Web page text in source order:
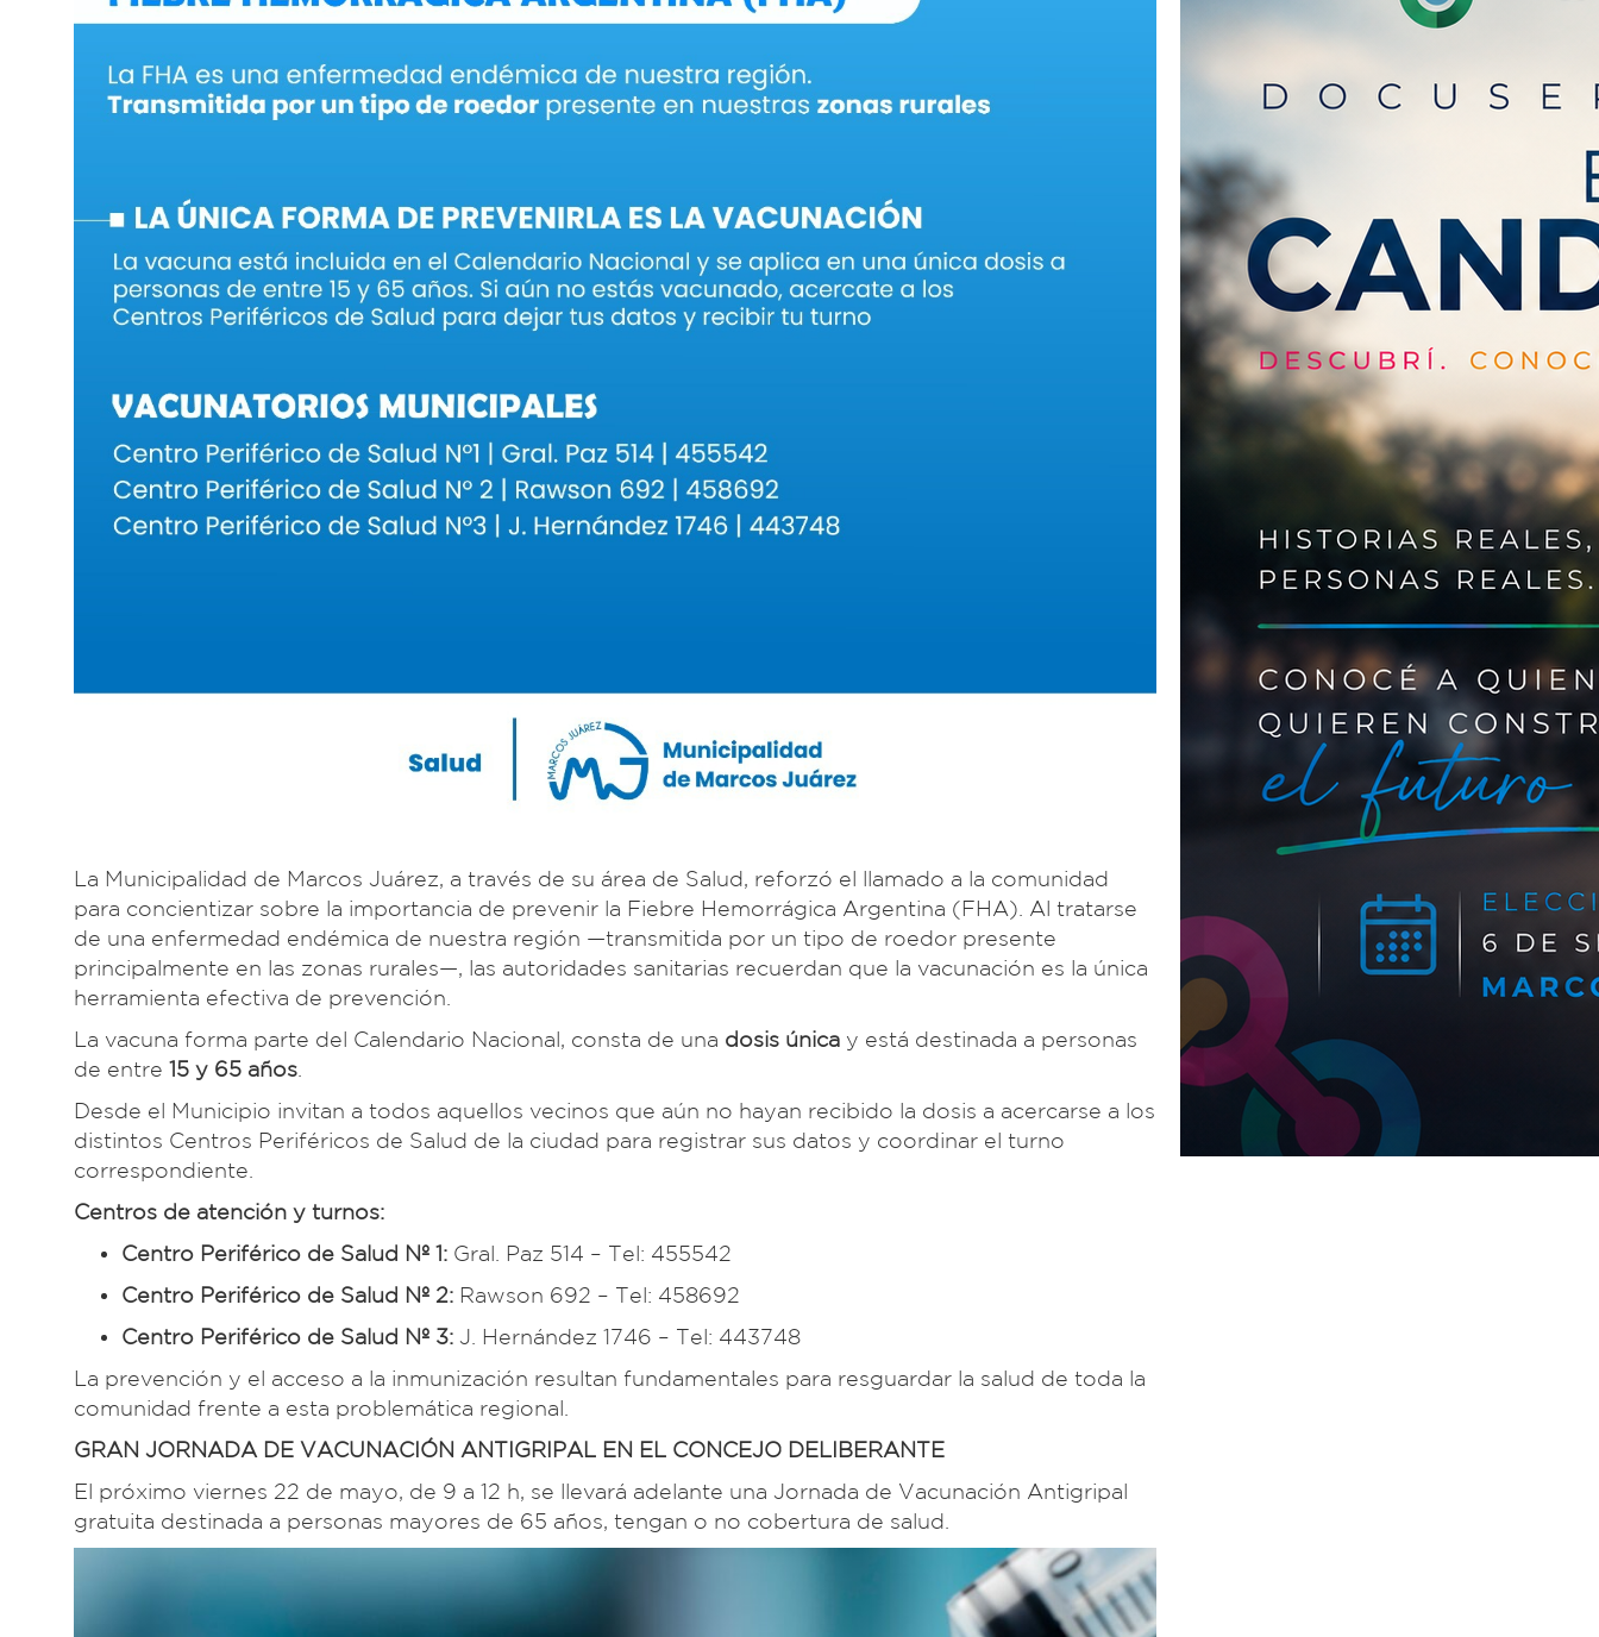
La Municipalidad de Marcos Juárez, a través de su área de Salud, reforzó el llamado a la comunidad
para concientizar sobre la importancia de prevenir la Fiebre Hemorrágica Argentina (FHA). Al tratarse
de una enfermedad endémica de nuestra región —transmitida por un tipo de roedor presente
principalmente en las zonas rurales—, las autoridades sanitarias recuerdan que la vacunación es la única
herramienta efectiva de prevención.
La vacuna forma parte del Calendario Nacional, consta de una dosis única y está destinada a personas
de entre 15 y 65 años
Desde el Municipio invitan a todos aquellos vecinos que aún no hayan recibido la dosis a acercarse a los
distintos Centros Periféricos de Salud de la ciudad para registrar sus datos y coordinar el turno
correspondiente.
Centros de atención y turnos:
Centro Periférico de Salud Nº 1: Gral. Paz 514 – Tel: 455542
Centro Periférico de Salud Nº 2: Rawson 692 – Tel: 458692
Centro Periférico de Salud Nº 3: J. Hernández 1746 – Tel: 443748
La prevención y el acceso a la inmunización resultan fundamentales para resguardar la salud de toda la
comunidad frente a esta problemática regional.
GRAN JORNADA DE VACUNACIÓN ANTIGRIPAL EN EL CONCEJO DELIBERANTE
El próximo viernes 22 de mayo, de 9 a 12 h, se llevará adelante una Jornada de Vacunación Antigripal
gratuita destinada a personas mayores de 65 años, tengan o no cobertura de salud.